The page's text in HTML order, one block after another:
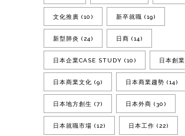
文化推廣 (10) 新卒就職 (19)
新型肺炎 (24) 日商 (14)
日本企業CASE STUDY (10) 日本創業
日本商業文化 (9) 日本商業趨勢 (14)
日本地方創生 (7) 日本外商 (30)
日本就職市場 (12) 日本工作 (22)